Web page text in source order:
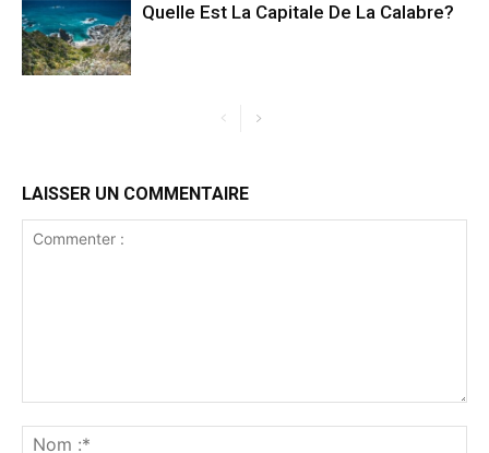
Quelle Est La Capitale De La Calabre?
LAISSER UN COMMENTAIRE